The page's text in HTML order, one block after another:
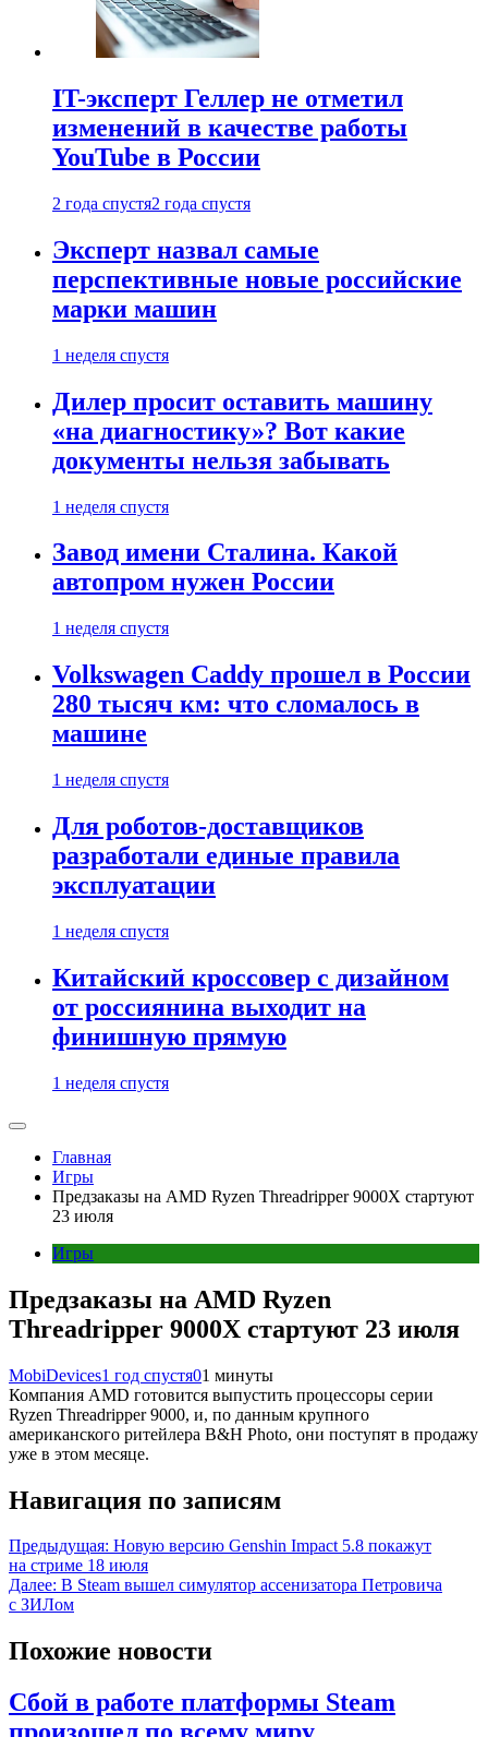
IT-эксперт Геллер не отметил
изменений в качестве работы
YouTube в России
2 года спустя2 года спустя
Эксперт назвал самые
перспективные новые российские
марки машин
1 неделя спустя
Дилер просит оставить машину
«на диагностику»? Вот какие
документы нельзя забывать
1 неделя спустя
Завод имени Сталина. Какой
автопром нужен России
1 неделя спустя
Volkswagen Caddy прошел в России
280 тысяч км: что сломалось в
машине
1 неделя спустя
Для роботов-доставщиков
разработали единые правила
эксплуатации
1 неделя спустя
Китайский кроссовер с дизайном
от россиянина выходит на
финишную прямую
1 неделя спустя
Главная
Игры
Предзаказы на AMD Ryzen Threadripper 9000X стартуют
23 июля
Игры
Предзаказы на AMD Ryzen
Threadripper 9000X стартуют 23 июля
MobiDevices1 год спустя01 минуты
Компания AMD готовится выпустить процессоры серии
Ryzen Threadripper 9000, и, по данным крупного
американского ритейлера B&H Photo, они поступят в продажу
уже в этом месяце.
Навигация по записям
Предыдущая: Новую версию Genshin Impact 5.8 покажут
на стриме 18 июля
Далее: В Steam вышел симулятор ассенизатора Петровича
с ЗИЛом
Похожие новости
Сбой в работе платформы Steam